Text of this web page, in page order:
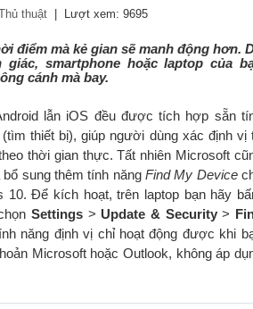
thuật| Lượt xem: 9695
điểm mà kẻ gian sẽ manh động hơn.
giác, smartphone hoặc laptop của
cánh mà bay.
lẫn iOS đều được tích hợp sẵn
(tìm thiết bị), giúp người dùng xác định vị
thời gian thực. Tất nhiên Microsoft
bổ sung thêm tính năng Find My Device
10. Để kích hoạt, trên laptop bạn hãy
Settings > Update & Security>
năng định vị chỉ hoạt động được khi
Microsoft hoặc Outlook, không áp